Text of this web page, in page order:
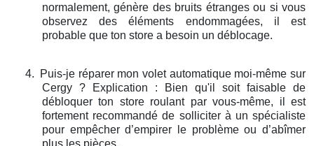
normalement, génère des bruits étranges ou si vous
observez des éléments endommagées, il est
probable que ton store a besoin un déblocage.
4.
Puis-je réparer mon volet automatique moi-même sur
Cergy ? Explication : Bien qu'il soit faisable de
débloquer ton store roulant par vous-même, il est
fortement recommandé de solliciter à un spécialiste
pour empêcher d’empirer le problème ou d’abîmer